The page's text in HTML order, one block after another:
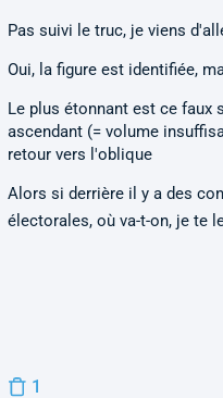
Pas suivi le truc, je viens
Oui, la figure est identifiée,
Le plus étonnant est ce faux
ascendant (= volume
retour vers l'oblique
Alors si derrière il y a des
électorales, où va-t-on, je te
1